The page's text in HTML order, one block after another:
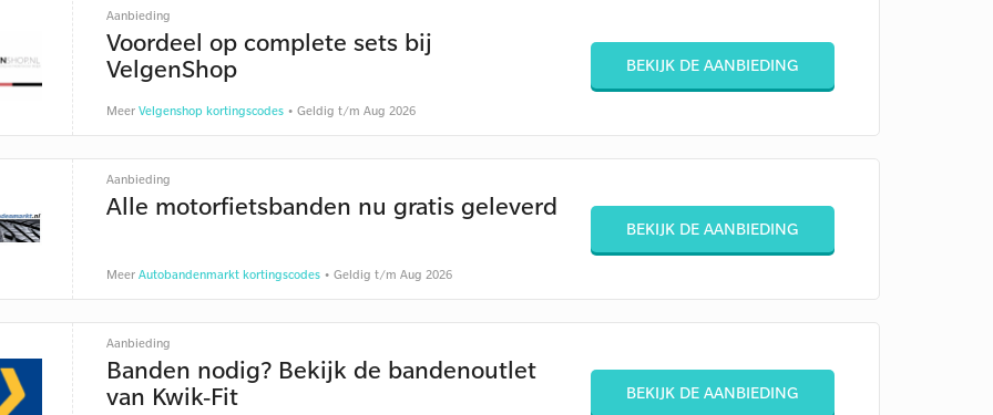
Aanbieding
Voordeel op complete sets bij
VelgenShop
Meer Velgenshop kortingscodes• Geldig t/m Aug 2026
BEKIJK DE AANBIEDING
Aanbieding
Alle motorfietsbanden nu gratis geleverd
Meer Autobandenmarkt kortingscodes• Geldig t/m Aug 2026
BEKIJK DE AANBIEDING
Aanbieding
Banden nodig? Bekijk de bandenoutlet
van Kwik-Fit
BEKIJK DE AANBIEDING